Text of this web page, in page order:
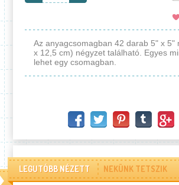
Az anyagcsomagban 42 darab 5" x 5"
x 12,5 cm) négyzet található. Egyes
lehet egy csomagban.
LEGUTÓBB NÉZETT NEKÜNK TETSZIK